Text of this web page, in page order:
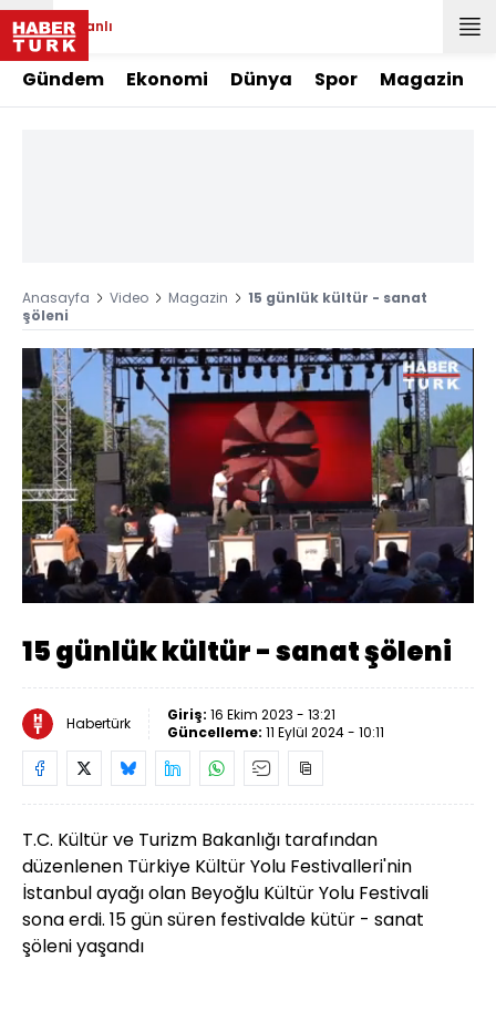
Canlı
Gündem Ekonomi Dünya Spor Magazin
Anasayfa Video Magazin
15 günlük kültür - sanat
şöleni
Sesi
Aç
Yüklendi:
6.40%
Oynatma
Hızı
15 günlük kültür - sanat şöleni
Habertürk Giriş: 16 Ekim 2023 - 13:21
Güncelleme: 11 Eylül 2024 - 10:11
T.C. Kültür ve Turizm Bakanlığı tarafından
düzenlenen Türkiye Kültür Yolu Festivalleri'nin
İstanbul ayağı olan Beyoğlu Kültür Yolu Festivali
sona erdi. 15 gün süren festivalde kütür - sanat
şöleni yaşandı